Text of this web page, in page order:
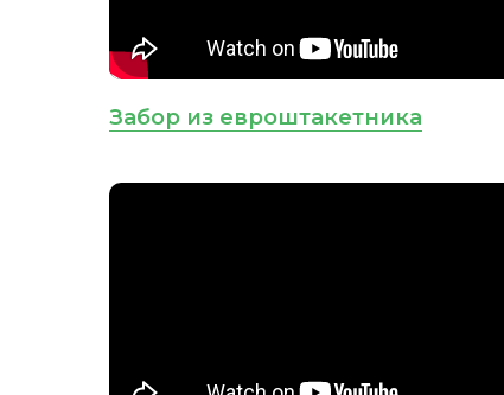
Забор из евроштакетника